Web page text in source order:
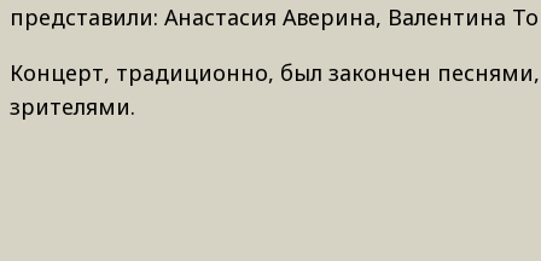
представили: Анастасия Аверина, Валентина
Концерт, традиционно, был закончен
зрителями.